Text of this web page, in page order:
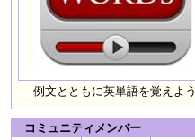
例文とともに英単語を覚えよう
コミュニティメンバー